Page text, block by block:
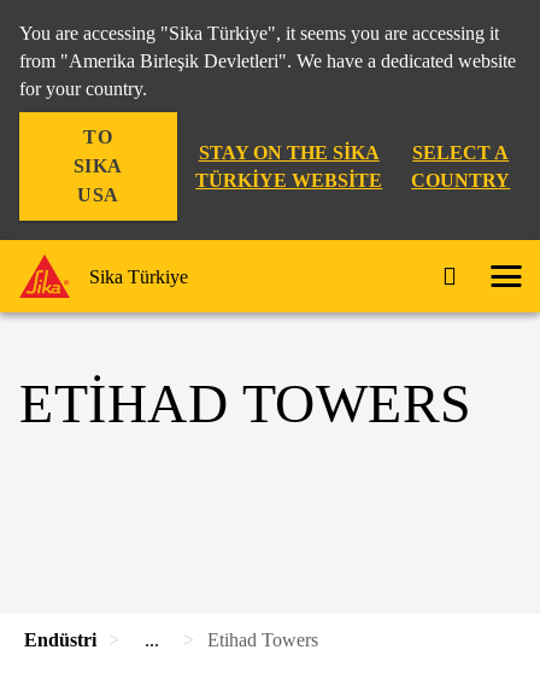
You are accessing "Sika Türkiye", it seems you are accessing it
from "Amerika Birleşik Devletleri". We have a dedicated website
for your country.
TO
SIKA
USA
STAY ON THE SIKA
TÜRKIYE WEBSITE
SELECT A
COUNTRY
Sika Türkiye
ETIHAD TOWERS
Endüstri ... Etihad Towers